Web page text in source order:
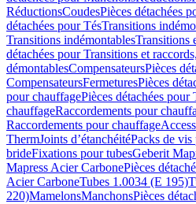
RéductionsCoudesPièces détachées
détachées pour TésTransitions
Transitions indémontablesTransitions
détachées pour Transitions et raccords,
démontablesCompensateursPièces
CompensateursFermeturesPièces
pour chauffagePièces détachées pour
chauffageRaccordements pour
Raccordements pour chauffage
ThermJoints d’étanchéitéPacks de vis
brideFixations pour tubesGeberit
Mapress Acier CarbonePièces
Acier CarboneTubes 1.0034 (E 195)
220)MamelonsManchonsPièces